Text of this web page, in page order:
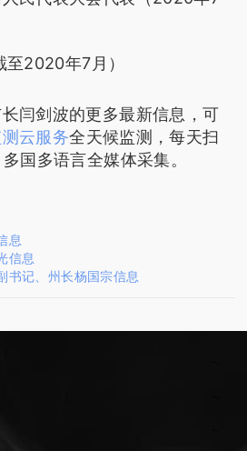
2020年7月）
闫剑波的更多最新信息，可
云服务全天候监测，每天扫
国多语言全媒体采集。
息
信息
书记、州长杨国宗信息